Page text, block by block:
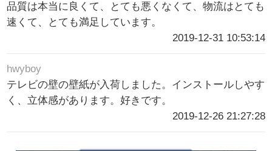
品質は本当に良くて、とても悪くなくて、物流はとても
速くて、とても満足しています。
2019-12-31 10:53:14
hwyboy
テレビの壁の壁紙が入荷しました。インストールしやす
く、立体感があります。好きです。
2019-12-26 21:27:28